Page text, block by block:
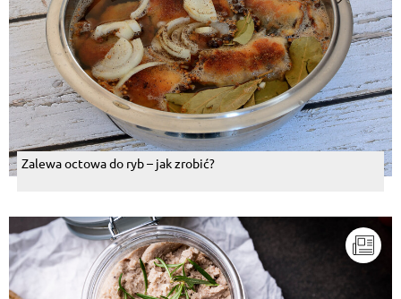
Zalewa octowa do ryb – jak zrobić?